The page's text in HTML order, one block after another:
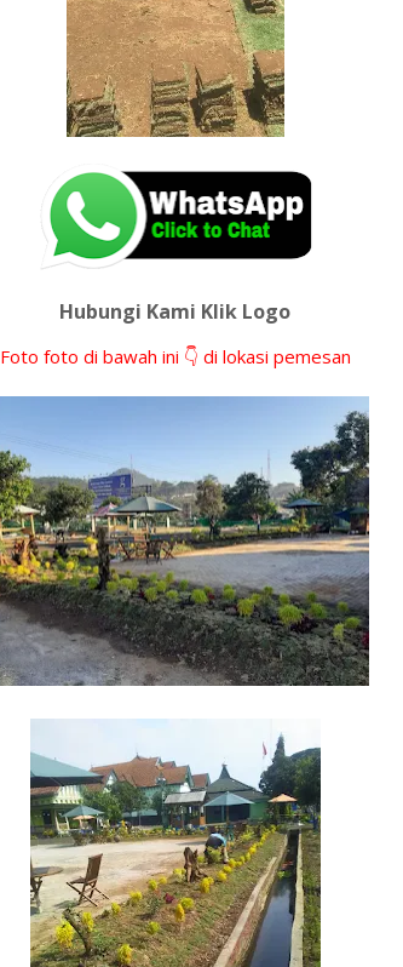
Hubungi Kami Klik Logo
Foto foto di bawah ini 👇 di lokasi pemesan